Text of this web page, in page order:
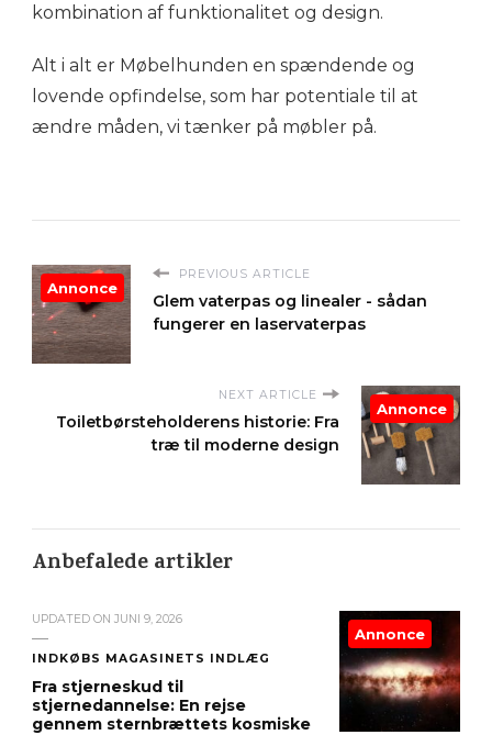
kombination af funktionalitet og design.
Alt i alt er Møbelhunden en spændende og
lovende opfindelse, som har potentiale til at
ændre måden, vi tænker på møbler på.
PREVIOUS ARTICLE
Glem vaterpas og linealer - sådan
fungerer en laservaterpas
Annonce
NEXT ARTICLE
Toiletbørsteholderens historie: Fra
træ til moderne design
Annonce
Anbefalede artikler
UPDATED ON JUNI 9, 2026
INDKØBS MAGASINETS INDLÆG
Fra stjerneskud til
stjernedannelse: En rejse
gennem sternbrættets kosmiske
Annonce